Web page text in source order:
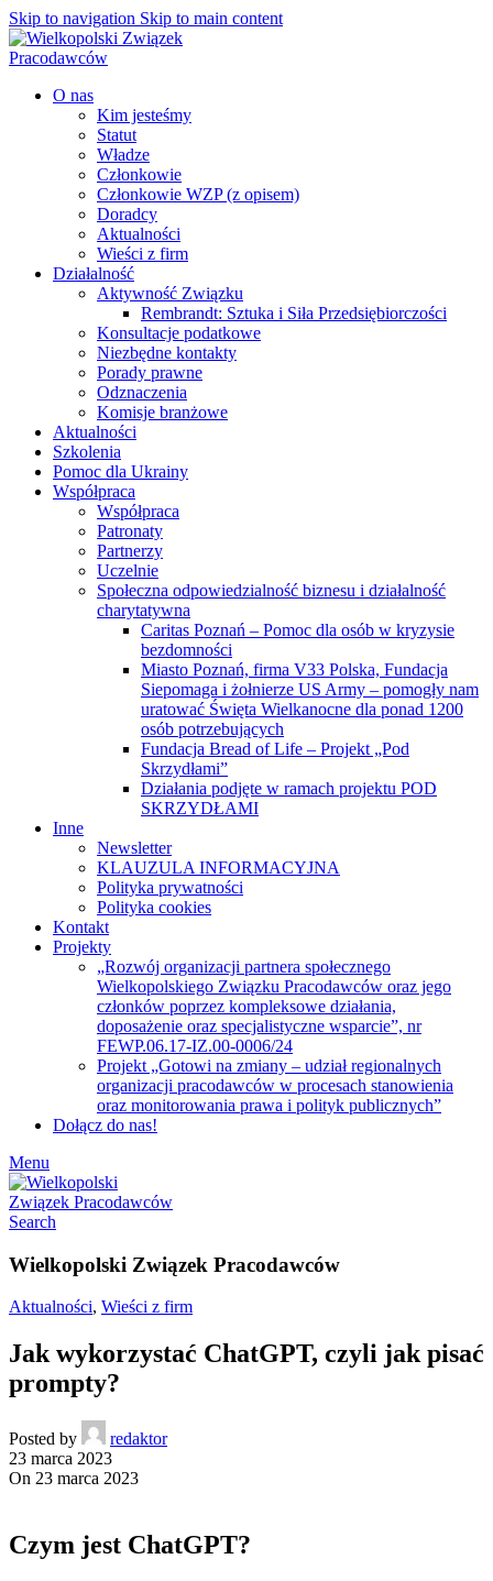
Skip to navigation Skip to main content
O nas
Kim jesteśmy
Statut
Władze
Członkowie
Członkowie WZP (z opisem)
Doradcy
Aktualności
Wieści z firm
Działalność
Aktywność Związku
Rembrandt: Sztuka i Siła Przedsiębiorczości
Konsultacje podatkowe
Niezbędne kontakty
Porady prawne
Odznaczenia
Komisje branżowe
Aktualności
Szkolenia
Pomoc dla Ukrainy
Współpraca
Współpraca
Patronaty
Partnerzy
Uczelnie
Społeczna odpowiedzialność biznesu i działalność
charytatywna
Caritas Poznań – Pomoc dla osób w kryzysie
bezdomności
Miasto Poznań, firma V33 Polska, Fundacja
Siepomaga i żołnierze US Army – pomogły nam
uratować Święta Wielkanocne dla ponad 1200
osób potrzebujących
Fundacja Bread of Life – Projekt „Pod
Skrzydłami”
Działania podjęte w ramach projektu POD
SKRZYDŁAMI
Inne
Newsletter
KLAUZULA INFORMACYJNA
Polityka prywatności
Polityka cookies
Kontakt
Projekty
„Rozwój organizacji partnera społecznego
Wielkopolskiego Związku Pracodawców oraz jego
członków poprzez kompleksowe działania,
doposażenie oraz specjalistyczne wsparcie”, nr
FEWP.06.17-IZ.00-0006/24
Projekt „Gotowi na zmiany – udział regionalnych
organizacji pracodawców w procesach stanowienia
oraz monitorowania prawa i polityk publicznych”
Dołącz do nas!
Menu
Search
Wielkopolski Związek Pracodawców
Aktualności, Wieści z firm
Jak wykorzystać ChatGPT, czyli jak pisać
prompty?
Posted by
redaktor
23 marca 2023
On 23 marca 2023
Czym jest ChatGPT?